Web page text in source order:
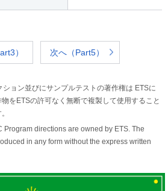
） 次へ（Part5）
ョン並びにサンプルテストの著作権は ETSに
をETSの許可なく無断で複製して使用すること
Program directions are owned by ETS. The
in any form without the express written